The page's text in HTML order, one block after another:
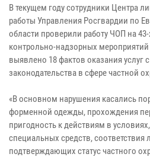
В текущем году сотрудники Центра
работы Управления Росгвардии по
области проверили работу ЧОП на
контрольно-надзорных мероприятий
выявлено 18 фактов оказания услуг
законодательства в сфере частной
«В основном нарушения касались
форменной одежды, прохождения
пригодность к действиям в
специальных средств,
подтверждающих статус частного